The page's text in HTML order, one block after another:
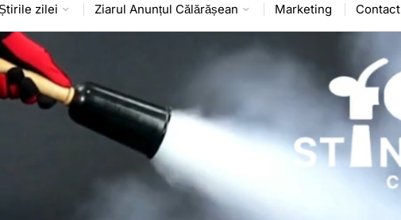
zilei Ziarul Anunțul Călărășean Marketing Contact